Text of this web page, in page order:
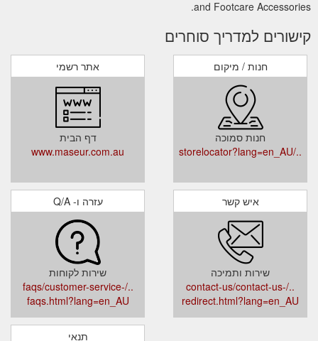
and Footcare Accessories.
קישורים למדריך סוחרים
אתר רשמי
דף הבית
www.maseur.com.au
חנות / מיקום
חנות סמוכה
../storelocator?lang=en_AU
עזרה ו- Q/A
שירות לקוחות
../faqs/customer-service-
faqs.html?lang=en_AU
איש קשר
שירות ותמיכה
../contact-us/contact-us-
redirect.html?lang=en_AU
תנאי